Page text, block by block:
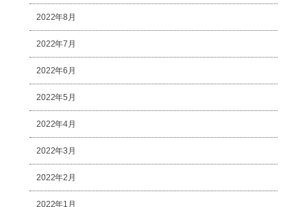
2022年8月
2022年7月
2022年6月
2022年5月
2022年4月
2022年3月
2022年2月
2022年1月